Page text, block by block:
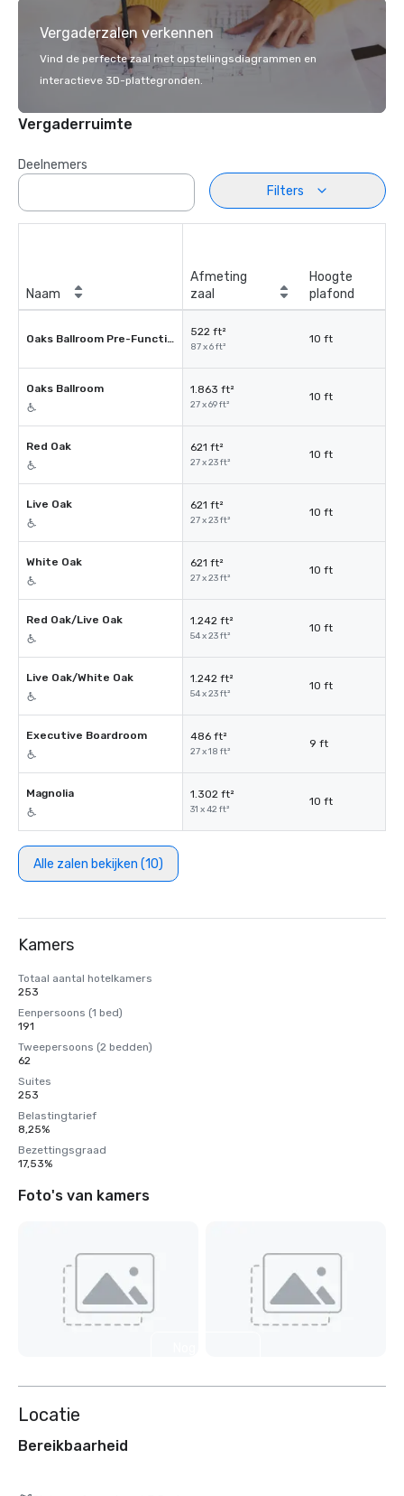
Vergaderzalen verkennen
Vind de perfecte zaal met opstellingsdiagrammen en
interactieve 3D-plattegronden.
Vergaderruimte
Deelnemers
Filters
Naam
Afmeting
zaal
Hoogte
plafond
Oaks Ballroom Pre-Function
522 ft²
87 x 6 ft²
10 ft
Oaks Ballroom 1.863 ft²
27 x 69 ft²
10 ft
Red Oak 621 ft²
27 x 23 ft²
10 ft
Live Oak 621 ft²
27 x 23 ft²
10 ft
White Oak 621 ft²
27 x 23 ft²
10 ft
Red Oak/Live Oak 1.242 ft²
54 x 23 ft²
10 ft
Live Oak/White Oak 1.242 ft²
54 x 23 ft²
10 ft
Executive Boardroom 486 ft²
27 x 18 ft²
9 ft
Magnolia 1.302 ft²
31 x 42 ft²
10 ft
Alle zalen bekijken (10)
Kamers
Totaal aantal hotelkamers
253
Eenpersoons (1 bed)
191
Tweepersoons (2 bedden)
62
Suites
253
Belastingtarief
8,25%
Bezettingsgraad
17,53%
Foto's van kamers
Locatie
Bereikbaarheid